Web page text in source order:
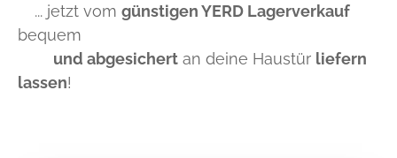
... jetzt vom günstigen YERD Lagerverkauf
bequem
und abgesichert an deine Haustür liefern
lassen!